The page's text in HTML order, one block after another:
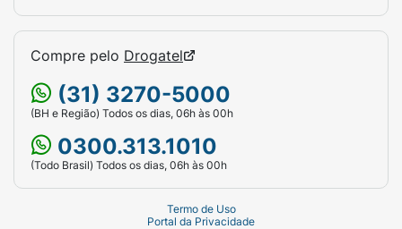
Compre pelo Drogatel
(31) 3270-5000
(BH e Região) Todos os dias, 06h às 00h
0300.313.1010
(Todo Brasil) Todos os dias, 06h às 00h
Termo de Uso
Portal da Privacidade